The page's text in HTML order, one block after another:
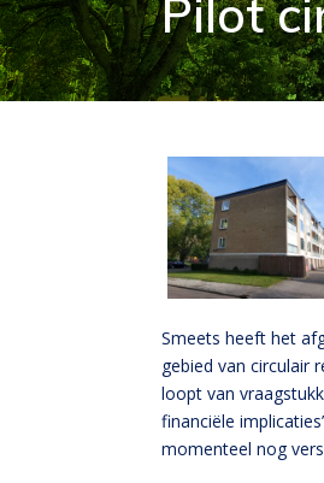
Pilot
Smeets heeft het
gebied van circulair
loopt van
financiële
momenteel nog